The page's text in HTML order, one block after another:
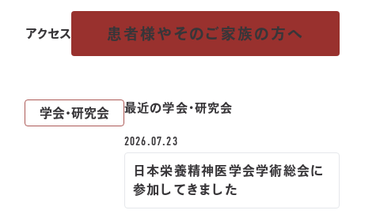
アクセス 患者様やそのご家族の方へ
学会・研究会 最近の学会・研究会
2026.07.23
日本栄養精神医学会学術総会に
参加してきました